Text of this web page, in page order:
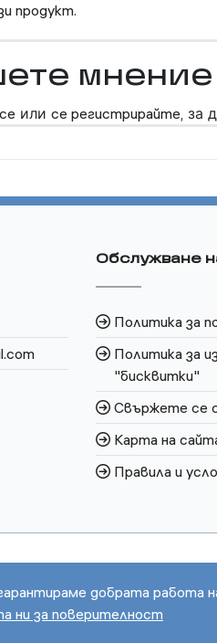
продукт.
мнение
или се регистрирайте, за
добрата работа
ни за поверителност
Обслужване
Политика за
Политика за
"бисквитки"
Свържете се
Карта на
Правила и